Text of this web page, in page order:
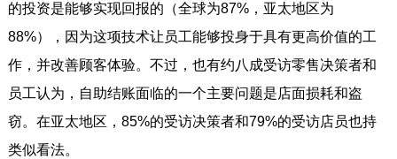
的投资是能够实现回报的（全球为87%，亚太地区为
88%），因为这项技术让员工能够投身于具有更高价值的工
作，并改善顾客体验。不过，也有约八成受访零售决策者和
员工认为，自助结账面临的一个主要问题是店面损耗和盗
窃。在亚太地区，85%的受访决策者和79%的受访店员也持
类似看法。